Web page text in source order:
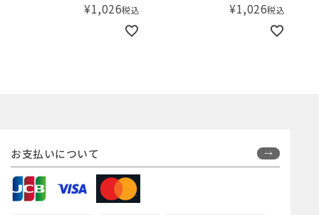
¥1,026税込 ¥1,026税込
お支払いについて